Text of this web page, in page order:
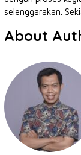
selenggarakan.
About